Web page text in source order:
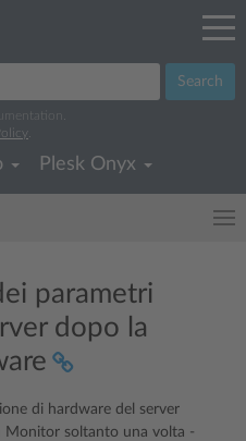
Search
Plesk Onyx
parametri
dopo la
di hardware del server
Monitor soltanto una volta -